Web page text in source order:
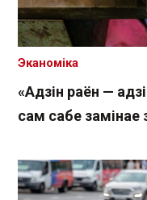
«Адзін раён —
сам сабе замінае
Эканоміка